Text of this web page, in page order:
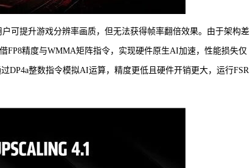
可提升游戏分辨率画质，但无法获得帧率翻倍效果。由于架构差
FP8精度与WMMA矩阵指令，实现硬件原生AI加速，性能损失仅
DP4a整数指令模拟AI运算，精度更低且硬件开销更大，运行FSR